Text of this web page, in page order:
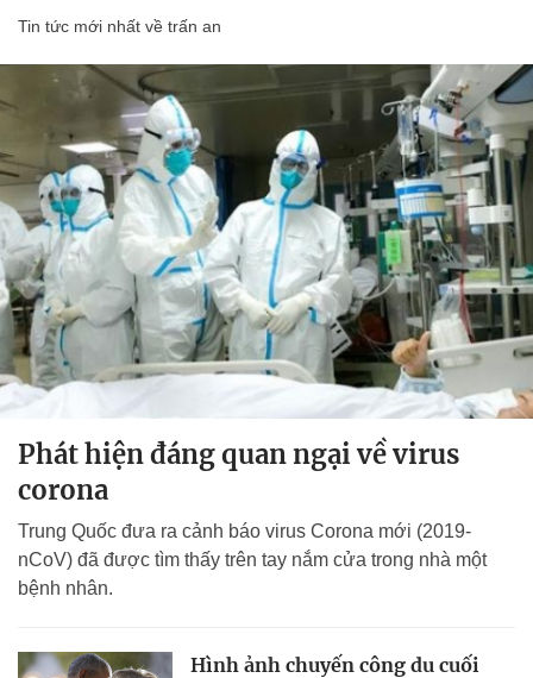
Tin tức mới nhất về trấn an
Phát hiện đáng quan ngại về virus
corona
Trung Quốc đưa ra cảnh báo virus Corona mới (2019-
nCoV) đã được tìm thấy trên tay nắm cửa trong nhà một
bệnh nhân.
Hình ảnh chuyến công du cuối